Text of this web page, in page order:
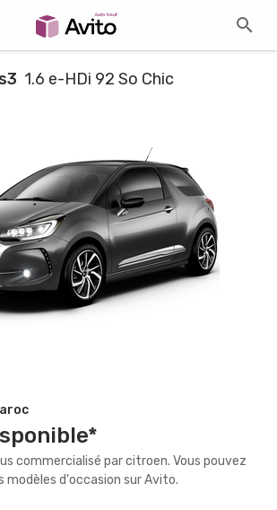
1.6 e-HDi 92 So Chic
commercialisé par citroen. Vous pouvez
modèles d'occasion sur Avito.